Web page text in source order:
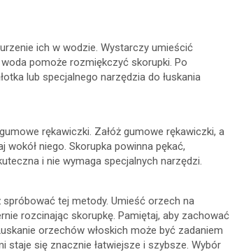
ich w wodzie. Wystarczy umieścić
pomoże rozmiękczyć skorupki. Po
lub specjalnego narzędzia do łuskania
rękawiczki. Załóż gumowe rękawiczki, a
wokół niego. Skorupka powinna pękać,
i nie wymaga specjalnych narzędzi.
tej metody. Umieść orzech na
rozcinając skorupkę. Pamiętaj, aby zachować
orzechów włoskich może być zadaniem
staje się znacznie łatwiejsze i szybsze. Wybór